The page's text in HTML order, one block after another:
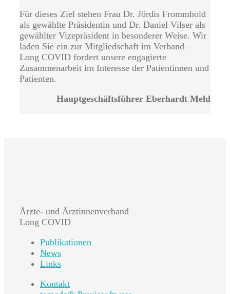
Für dieses Ziel stehen Frau Dr. Jördis Frommhold
als gewählte Präsidentin und Dr. Daniel Vilser als
gewählter Vizepräsident in besonderer Weise. Wir
laden Sie ein zur Mitgliedschaft im Verband –
Long COVID fordert unsere engagierte
Zusammenarbeit im Interesse der Patientinnen und
Patienten.
Hauptgeschäftsführer Eberhardt Mehl
Ärzte- und Ärztinnenverband
Long COVID
Publikationen
News
Links
Kontakt